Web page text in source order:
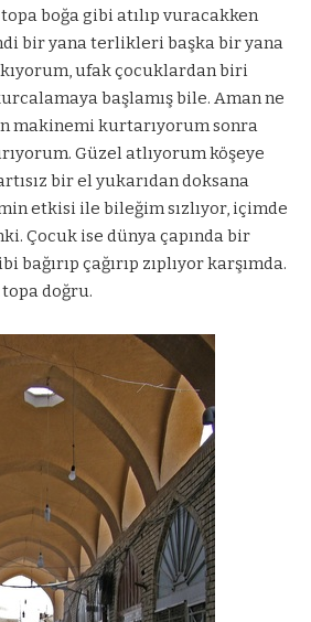
boğa gibi atılıp vuracakken
bir yana terlikleri başka bir yana
ufak çocuklardan biri
başlamış bile. Aman ne
makinemi kurtarıyorum sonra
Güzel atlıyorum köşeye
bir el yukarıdan doksana
etkisi ile bileğim sızlıyor, içimde
Çocuk ise dünya çapında bir
bağırıp çağırıp zıplıyor karşımda.
doğru.